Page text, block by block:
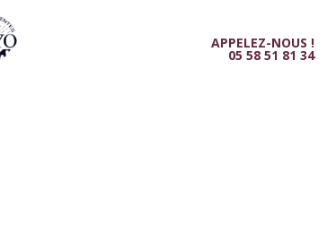
APPELEZ-NOUS !
05 58 51 81 34